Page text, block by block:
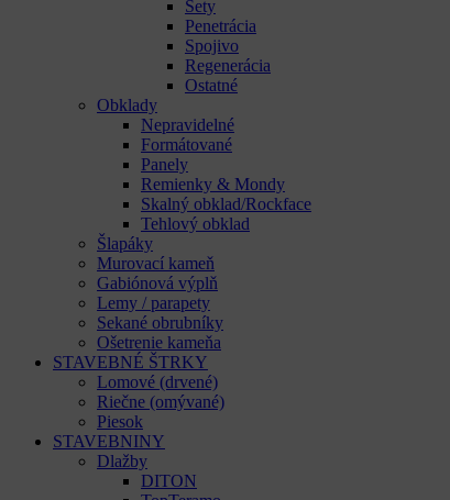
Sety
Penetrácia
Spojivo
Regenerácia
Ostatné
Obklady
Nepravidelné
Formátované
Panely
Remienky & Mondy
Skalný obklad/Rockface
Tehlový obklad
Šlapáky
Murovací kameň
Gabiónová výplň
Lemy / parapety
Sekané obrubníky
Ošetrenie kameňa
STAVEBNÉ ŠTRKY
Lomové (drvené)
Riečne (omývané)
Piesok
STAVEBNINY
Dlažby
DITON